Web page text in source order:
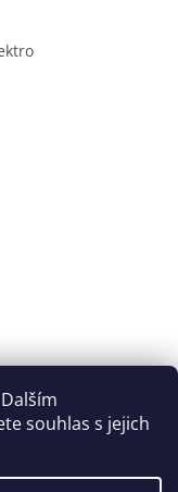
souhlas s jejich